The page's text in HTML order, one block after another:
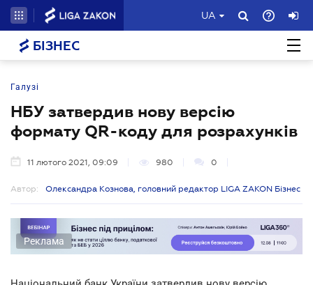
UA
БІЗНЕС
Галузі
НБУ затвердив нову версію
формату QR-коду для розрахунків
11 лютого 2021, 09:09 980 0
Автор: Олександра Кознова, головний редактор LIGA ZAKON Бізнес
Реклама